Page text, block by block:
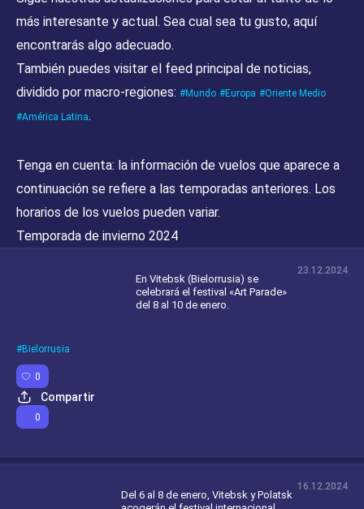
más interesante y actual. Sea cual sea tu gusto, aquí
encontrarás algo adecuado.
También puedes visitar el feed principal de noticias,
dividido por macro-regiones:
Mundo Europa Oriente Medio
América Latina.
Tenga en cuenta: la información de vuelos que aparece a
continuación se refiere a las temporadas anteriores. Los
horarios de los vuelos pueden variar.
Temporada de invierno 2024
23.12.2024
En Vitebsk (Bielorrusia) se
celebrará el festival «Art Parade»
del 8 al 10 de enero.
Bielorrusia
0
Compartir
0
16.12.2024
Del 6 al 8 de enero, Vitebsk y Polatsk